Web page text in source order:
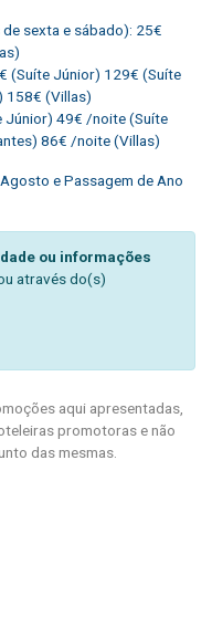
sexta e sábado): 25€
(Suíte Júnior) 129€ (Suíte
158€ (Villas)
Júnior) 49€ /noite (Suíte
86€ /noite (Villas)
e Passagem de Ano
ou informações
ou através do(s)
aqui apresentadas,
promotoras e não
das mesmas.